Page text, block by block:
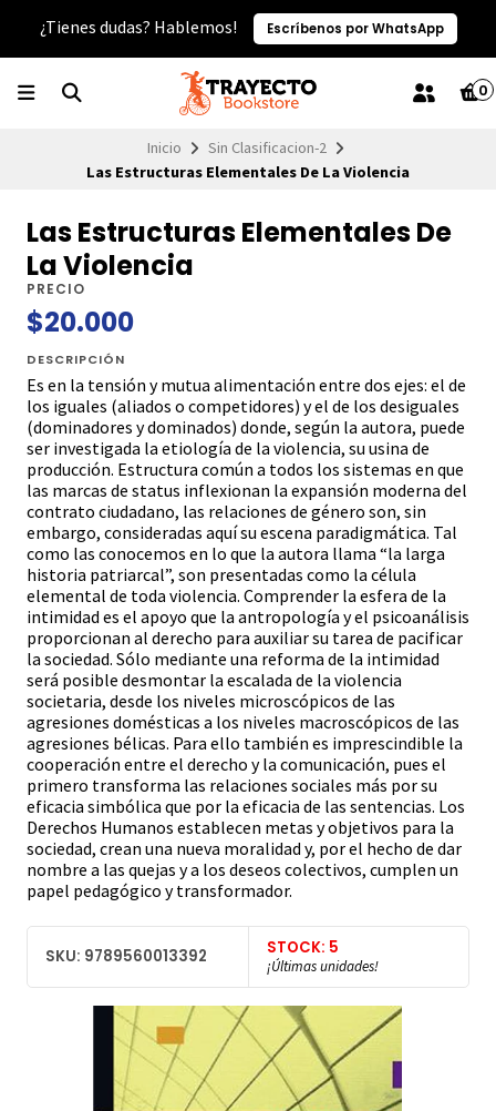
¿Tienes dudas? Hablemos! Escríbenos por WhatsApp
0
Inicio
Sin Clasificacion-2
Las Estructuras Elementales De La Violencia
Las Estructuras Elementales De
La Violencia
PRECIO
$20.000
DESCRIPCIÓN
Es en la tensión y mutua alimentación entre dos ejes: el de
los iguales (aliados o competidores) y el de los desiguales
(dominadores y dominados) donde, según la autora, puede
ser investigada la etiología de la violencia, su usina de
producción. Estructura común a todos los sistemas en que
las marcas de status inflexionan la expansión moderna del
contrato ciudadano, las relaciones de género son, sin
embargo, consideradas aquí su escena paradigmática. Tal
como las conocemos en lo que la autora llama “la larga
historia patriarcal”, son presentadas como la célula
elemental de toda violencia. Comprender la esfera de la
intimidad es el apoyo que la antropología y el psicoanálisis
proporcionan al derecho para auxiliar su tarea de pacificar
la sociedad. Sólo mediante una reforma de la intimidad
será posible desmontar la escalada de la violencia
societaria, desde los niveles microscópicos de las
agresiones domésticas a los niveles macroscópicos de las
agresiones bélicas. Para ello también es imprescindible la
cooperación entre el derecho y la comunicación, pues el
primero transforma las relaciones sociales más por su
eficacia simbólica que por la eficacia de las sentencias. Los
Derechos Humanos establecen metas y objetivos para la
sociedad, crean una nueva moralidad y, por el hecho de dar
nombre a las quejas y a los deseos colectivos, cumplen un
papel pedagógico y transformador.
SKU: 9789560013392 STOCK: 5
¡Últimas unidades!